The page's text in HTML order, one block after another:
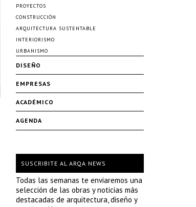
PROYECTOS
CONSTRUCCIÓN
ARQUITECTURA SUSTENTABLE
INTERIORISMO
URBANISMO
DISEÑO
EMPRESAS
ACADÉMICO
AGENDA
SUSCRIBITE AL ARQA NEWS
Todas las semanas te enviaremos una
selección de las obras y noticias más
destacadas de arquitectura, diseño y